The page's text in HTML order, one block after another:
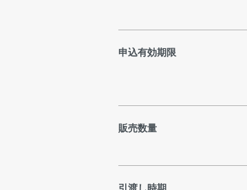
申込有効期限
販売数量
引渡し時期